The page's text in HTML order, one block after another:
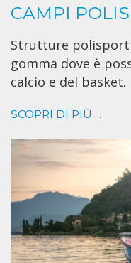
CAMPI
Strutture
gomma dove è
calcio e del basket.
SCOPRI DI PIÙ ...